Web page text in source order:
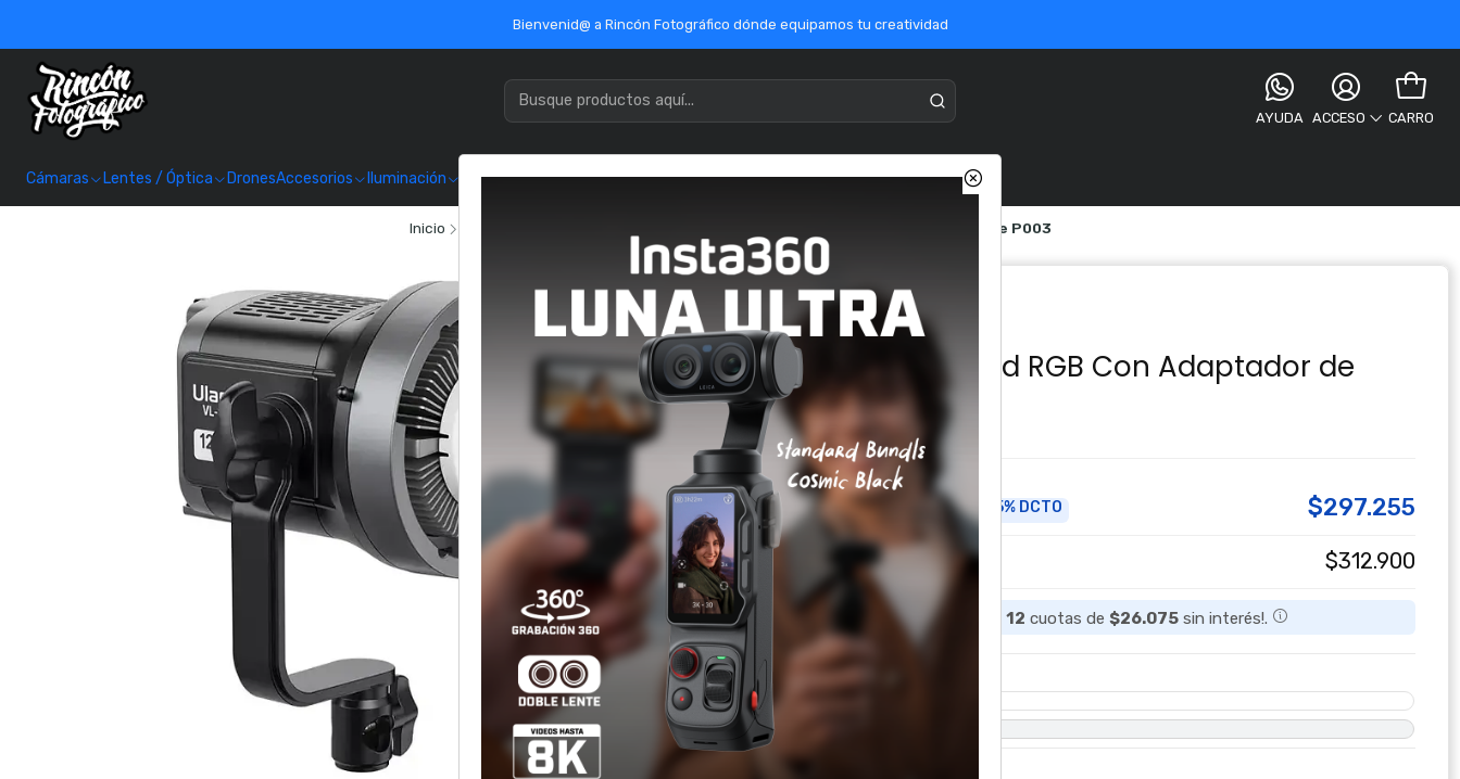
Bienvenid@ a Rincón Fotográfico dónde equipamos tu creatividad
AYUDA ACCESO CARRO
Cámaras Lentes / Óptica DronesAccesorios Iluminación Almacenamiento Marcas Ofertas / Outlet Mercado Público
Inicio Ulanzi VL-120C Led RGB Con Adaptador de Corriente P003
Ulanzi VL-120C Led RGB Con Adaptador de
Corriente P003
SKU: UL-L074CNA1-y-P003
ENVÍO GRATIS
Pago con transferencia
5% DCTO $297.255
Otros medios de pago $312.900
¡Paga hasta en12 cuotas de$26.075 sin interés!.
Disponibilidad
COMPARTIR ESTE PRODUCTO